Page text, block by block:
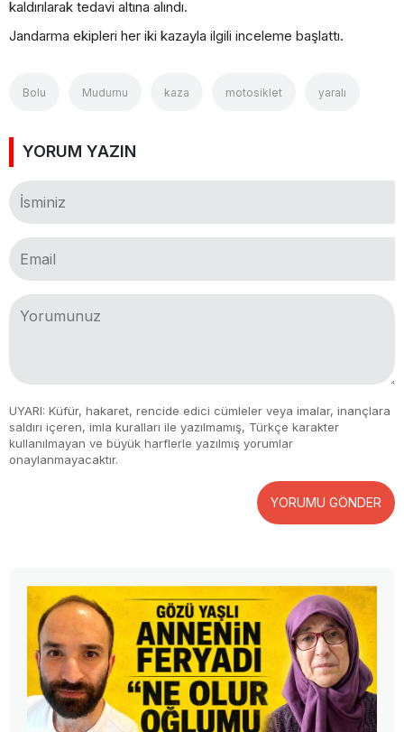
kaldırılarak tedavi altına alındı.
Jandarma ekipleri her iki kazayla ilgili inceleme başlattı.
Bolu Mudurnu kaza motosiklet yaralı
YORUM YAZIN
UYARI: Küfür, hakaret, rencide edici cümleler veya imalar, inançlara
saldırı içeren, imla kuralları ile yazılmamış, Türkçe karakter
kullanılmayan ve büyük harflerle yazılmış yorumlar
onaylanmayacaktır.
YORUMU GÖNDER